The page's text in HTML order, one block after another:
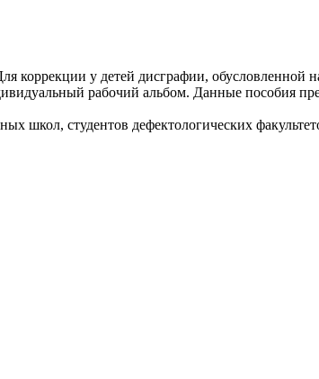
у детей дисграфии, обусловленной
рабочий альбом. Данные пособия
школ, студентов дефектологических